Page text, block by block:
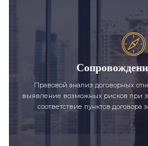
Правовой анализ договорных
выявление возможных рисков при
соответствие пунктов договора